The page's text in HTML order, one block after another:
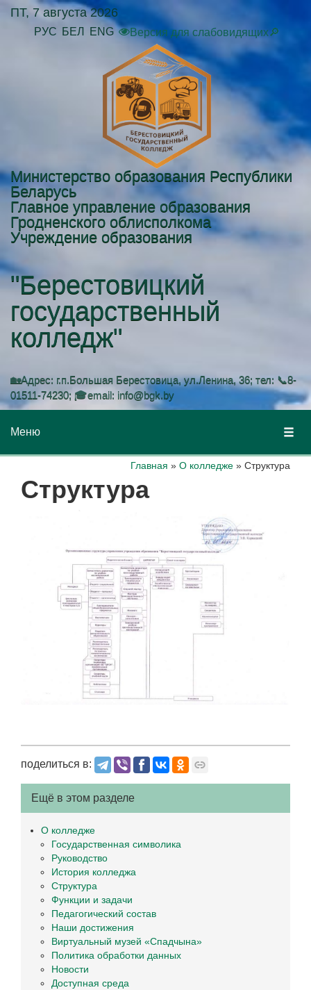
ПТ, 7 августа 2026
РУС БЕЛ ENG Версия для слабовидящих🔎
Министерство образования Республики
Беларусь
Главное управление образования
Гродненского облисполкома
Учреждение образования
"Берестовицкий
государственный
колледж"
🏡Адрес: г.п.Большая Берестовица, ул.Ленина, 36; тел: 📞8-
01511-74230; 🎓email: info@bgk.by
Меню
Главная » О колледже » Структура
Структура
поделиться в:
Ещё в этом разделе
О колледже
Государственная символика
Руководство
История колледжа
Структура
Функции и задачи
Педагогический состав
Наши достижения
Виртуальный музей «Спадчына»
Политика обработки данных
Новости
Доступная среда